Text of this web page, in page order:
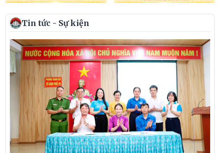
Tin tức - Sự kiện